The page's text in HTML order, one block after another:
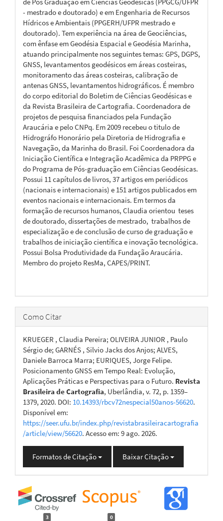
- mestrado e doutorado) e em Engenharia de Recursos
Hídricos e Ambientais (PPGERH/UFPR mestrado e
doutorado). Tem experiência na área de Geociências,
com ênfase em Geodésia Espacial e Geodésia Marinha,
atuando principalmente nos seguintes temas: GPS, DGPS,
GNSS, levantamentos geodésicos em áreas costeiras,
monitoramento das áreas costeiras, calibração de
antenas GNSS, levantamentos hidrográficos. É membro
do corpo editorial do Boletim de Ciências Geodésicas e
da Revista Brasileira de Cartografia. Coordenadora de
projetos de pesquisa financiados pela Fundação
Araucária e pelo CNPq. Em 2009 recebeu o titulo de
Hidrográfo Honorário pela Diretoria de Hidrografia e
Navegação, da Marinha do Brasil. Foi Coordenadora da
Iniciação Científica e Integração Acadêmica da PRPPG e
do Programa de Pós-graduação em Ciências Geodésicas.
Possui 11 capítulos de livros, 37 artigos em periódicos
(nacionais e internacionais) e 151 artigos publicados em
eventos nacionais e internacionais. Em termos da
formação de recursos humanos, Claudia orientou teses
de doutorado, dissertações de mestrado, trabalhos de
especialização e de conclusão de curso de graduação e
trabalhos de iniciação científica e inovação tecnológica.
Possui Bolsa Produtividade da Fundação Araucária.
Membro do projeto ResMa, CAPES/PRINT.
Como Citar
KRUEGER , Claudia Pereira; OLIVEIRA JUNIOR , Paulo
Sérgio de; GARNÉS , Silvio Jacks dos Anjos; ALVES,
Daniele Barroca Marra; EURIQUES, Jorge Felipe.
Posicionamento GNSS em Tempo Real: Evolução,
Aplicações Práticas e Perspectivas para o Futuro. Revista
Brasileira de Cartografia, Uberlândia, v. 72, p. 1359–
1379, 2020. DOI: 10.14393/rbcv72nespecial50anos-56620.
Disponível em:
https://seer.ufu.br/index.php/revistabrasileiracartografia
/article/view/56620. Acesso em: 9 ago. 2026.
Formatos de Citação Baixar Citação
3 0